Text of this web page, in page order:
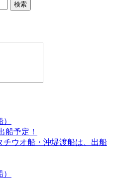
船予定！
チウオ船・沖堤渡船は、出船